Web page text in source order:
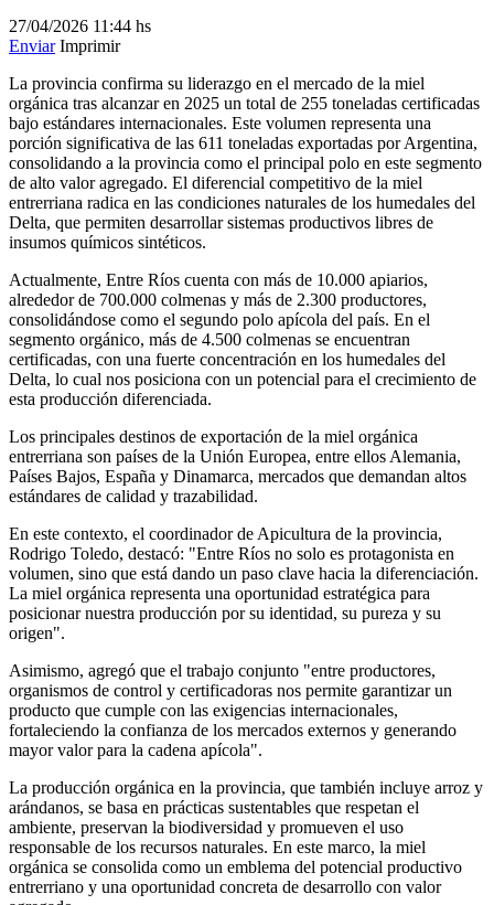
27/04/2026 11:44 hs
Enviar Imprimir
La provincia confirma su liderazgo en el mercado de la miel
orgánica tras alcanzar en 2025 un total de 255 toneladas certificadas
bajo estándares internacionales. Este volumen representa una
porción significativa de las 611 toneladas exportadas por Argentina,
consolidando a la provincia como el principal polo en este segmento
de alto valor agregado. El diferencial competitivo de la miel
entrerriana radica en las condiciones naturales de los humedales del
Delta, que permiten desarrollar sistemas productivos libres de
insumos químicos sintéticos.
Actualmente, Entre Ríos cuenta con más de 10.000 apiarios,
alrededor de 700.000 colmenas y más de 2.300 productores,
consolidándose como el segundo polo apícola del país. En el
segmento orgánico, más de 4.500 colmenas se encuentran
certificadas, con una fuerte concentración en los humedales del
Delta, lo cual nos posiciona con un potencial para el crecimiento de
esta producción diferenciada.
Los principales destinos de exportación de la miel orgánica
entrerriana son países de la Unión Europea, entre ellos Alemania,
Países Bajos, España y Dinamarca, mercados que demandan altos
estándares de calidad y trazabilidad.
En este contexto, el coordinador de Apicultura de la provincia,
Rodrigo Toledo, destacó: "Entre Ríos no solo es protagonista en
volumen, sino que está dando un paso clave hacia la diferenciación.
La miel orgánica representa una oportunidad estratégica para
posicionar nuestra producción por su identidad, su pureza y su
origen".
Asimismo, agregó que el trabajo conjunto "entre productores,
organismos de control y certificadoras nos permite garantizar un
producto que cumple con las exigencias internacionales,
fortaleciendo la confianza de los mercados externos y generando
mayor valor para la cadena apícola".
La producción orgánica en la provincia, que también incluye arroz y
arándanos, se basa en prácticas sustentables que respetan el
ambiente, preservan la biodiversidad y promueven el uso
responsable de los recursos naturales. En este marco, la miel
orgánica se consolida como un emblema del potencial productivo
entrerriano y una oportunidad concreta de desarrollo con valor